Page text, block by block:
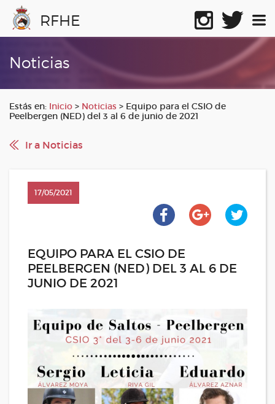
RFHE
Noticias
Estás en: Inicio > Noticias > Equipo para el CSIO de
Peelbergen (NED) del 3 al 6 de junio de 2021
Ir a Noticias
17/05/2021
EQUIPO PARA EL CSIO DE
PEELBERGEN (NED) DEL 3 AL 6 DE
JUNIO DE 2021